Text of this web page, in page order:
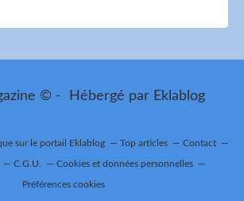
© - Hébergé par Eklablog
sur le portail Eklablog Top articles Contact
C.G.U. Cookies et données personnelles
Préférences cookies